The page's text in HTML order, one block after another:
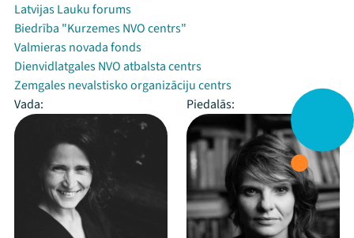
Latvijas Lauku forums
Biedrība "Kurzemes NVO centrs"
Valmieras novada fonds
Dienvidlatgales NVO atbalsta centrs
Zemgales nevalstisko organizāciju centrs
Vada:
Piedalās: